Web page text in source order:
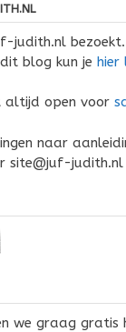
judith.nl bezoekt.
blog kun je hier
open voor
naar
site@juf-judith.nl
we graag gratis